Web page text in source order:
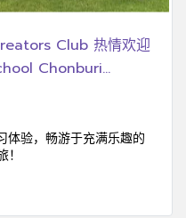
Club 热情欢迎
参加校外参观学习活
体验，畅游于充满乐趣的